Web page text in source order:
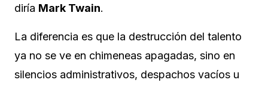
diría Mark Twain.
La diferencia es que la destrucción del talento
ya no se ve en chimeneas apagadas, sino en
silencios administrativos, despachos vacíos u